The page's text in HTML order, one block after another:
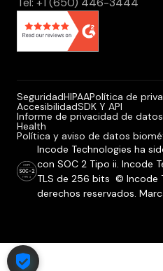
SeguridadHIPAAPolítica de
AccesibilidadSDK Y API
Informe de privacidad de
Health
Política y aviso de datos
Incode Technologies ha
con SOC 2 Tipo ii. Incode
TLS de 256 bits © Incode
derechos reservados.
COOKIE SETTINGS